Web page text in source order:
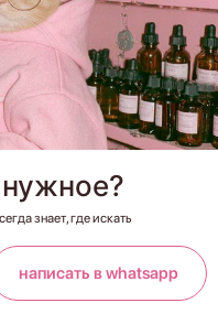
знает, где искать
написать в whatsapp
масел для